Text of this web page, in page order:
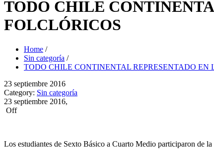
TODO CHILE
FOLCLÓRICOS
Home /
Sin categoría /
TODO CHILE CONTINENTAL REPRESENTADO EN
23 septiembre 2016
Category: Sin categoría
23 septiembre 2016,
Off
Los estudiantes de Sexto Básico a Cuarto Medio participaron de